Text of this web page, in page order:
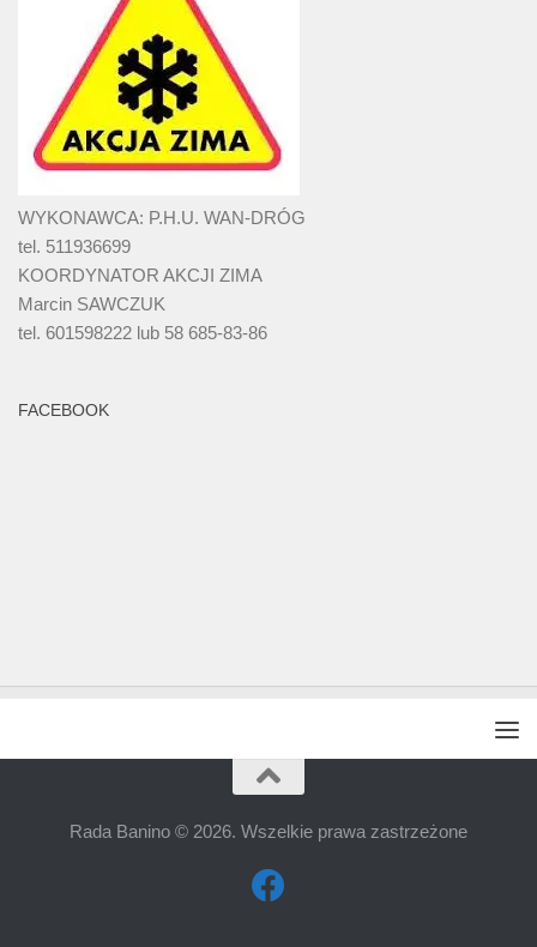
WYKONAWCA: P.H.U. WAN-DRÓG
tel. 511936699
KOORDYNATOR AKCJI ZIMA
Marcin SAWCZUK
tel. 601598222 lub 58 685-83-86
FACEBOOK
Rada Banino © 2026. Wszelkie prawa zastrzeżone